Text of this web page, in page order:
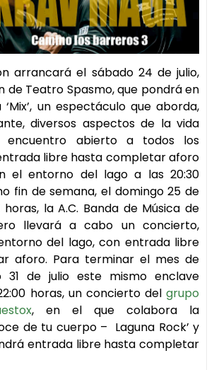
arrancará el sábado 24 de julio,
de Teatro Spasmo, que pondrá en
un espectáculo que aborda,
diversos aspectos de la vida
encuentro abierto a todos los
libre hasta completar aforo
el entorno del lago a las 20:30
fin de semana, el domingo 25 de
horas, la A.C. Banda de Música de
llevará a cabo un concierto,
del lago, con entrada libre
aforo. Para terminar el mes de
31 de julio este mismo enclave
horas, un concierto del grupo
, en el que colabora la
de tu cuerpo – Laguna Rock’ y
entrada libre hasta completar